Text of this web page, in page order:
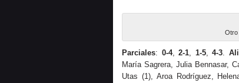
Otro
Parciales: 0-4,2-1, 1-5,4-3.
María Sagrera, Julia Bennasar,
Utas (1), Aroa Rodríguez,